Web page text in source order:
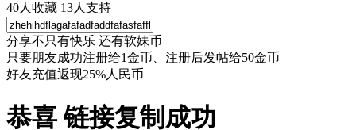
40人收藏 13人支持
分享不只有快乐 还有软妹币
只要朋友成功注册给1金币、注册后发帖给50金币
好友充值返现25%人民币
恭喜 链接复制成功